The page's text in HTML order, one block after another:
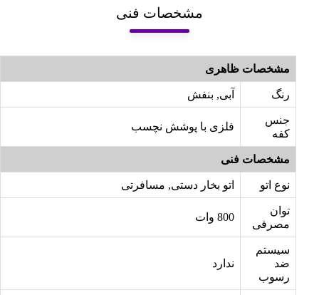
مشخصات فنی
مشخصات ظاهری
رنگ آبی, بنفش
جنس
کفه
فلزی با پوشش نچسب
مشخصات فنی
نوع اتو اتو بخار دستی, مسافرتی
توان
مصرفی
800 وات
سیستم
ضد
رسوب
ندارد